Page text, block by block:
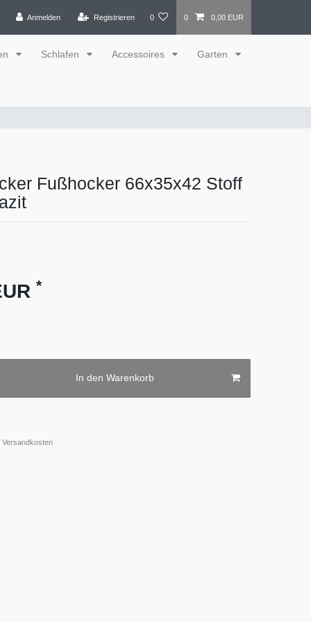
Anmelden Registrieren 0 0 0,00 EUR
Schlafen Accessoires Garten
Fußhocker 66x35x42 Stoff
*
In den Warenkorb
Versandkosten